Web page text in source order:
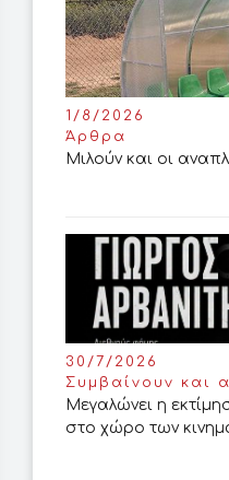
1/8/2026
Άρθρα
Μιλούν και οι
30/7/2026
Συμβαίνουν και
Μεγαλώνει η
στο χώρο των